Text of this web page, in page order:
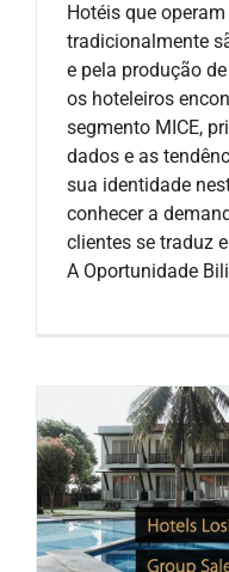
Hotéis que
tradicionalmente
e pela produção
os hoteleiros
segmento MICE,
dados e as
sua identidade
conhecer a
clientes se traduz
A Oportunidade